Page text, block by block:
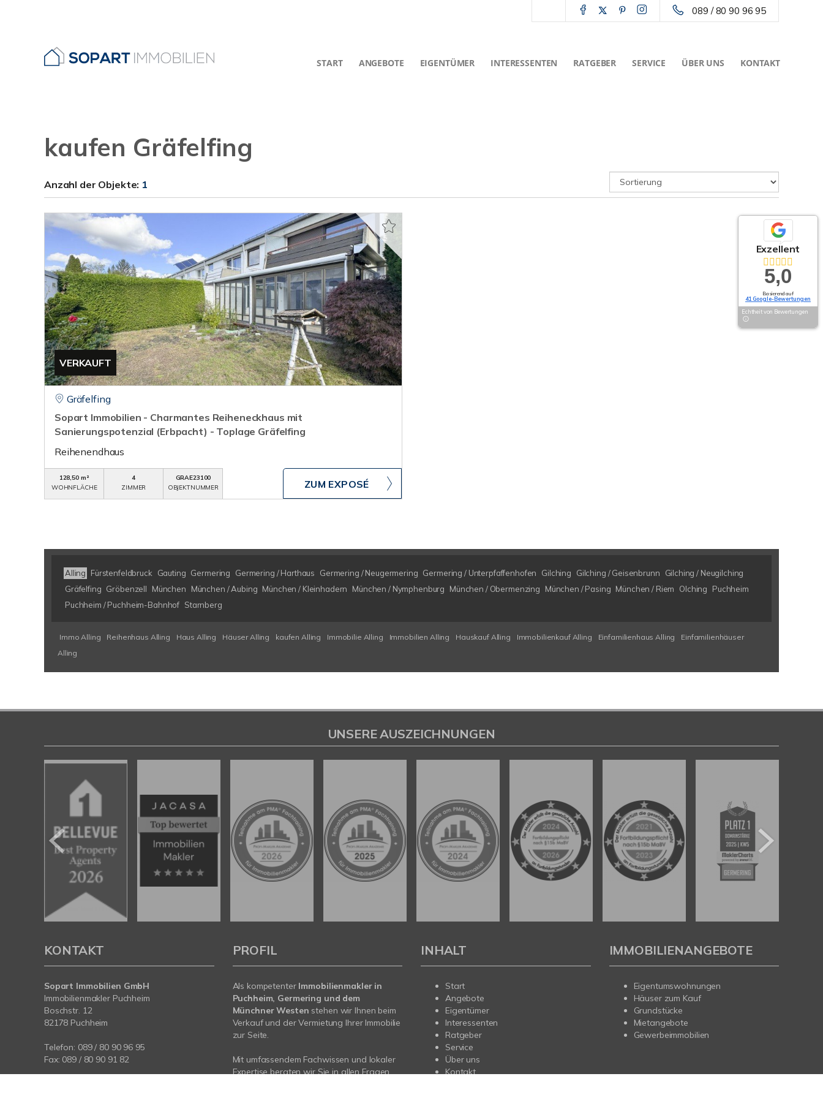
089 / 80 90 96 95
START ANGEBOTE EIGENTÜMER INTERESSENTEN RATGEBER SERVICE ÜBER UNS KONTAKT
kaufen Gräfelfing
Anzahl der Objekte: 1
VERKAUFT
Gräfelfing
Sopart Immobilien - Charmantes Reiheneckhaus mit
Sanierungspotenzial (Erbpacht) - Toplage Gräfelfing
Reihenendhaus
128,50 m²
WOHNFLÄCHE
4
ZIMMER
GRAE23100
OBJEKTNUMMER
ZUM EXPOSÉ
Alling Fürstenfeldbruck Gauting Germering Germering / Harthaus Germering / Neugermering Germering / Unterpfaffenhofen Gilching Gilching / Geisenbrunn
Gilching / Neugilching
Gräfelfing Gröbenzell München München / Aubing München / Kleinhadern München / Nymphenburg München / Obermenzing München / Pasing München / Riem Olching
Puchheim
Puchheim / Puchheim-Bahnhof Starnberg
Immo Alling Reihenhaus Alling Haus Alling Häuser Alling kaufen Alling Immobilie Alling Immobilien Alling Hauskauf Alling Immobilienkauf Alling Einfamilienhaus Alling
Einfamilienhäuser
Alling
Exzellent
5,0
Basierend auf
41 Google-Bewertungen
Echtheit von Bewertungen
UNSERE AUSZEICHNUNGEN
KONTAKT
Sopart Immobilien GmbH
Immobilienmakler Puchheim
Boschstr. 12
82178 Puchheim
Telefon: 089 / 80 90 96 95
Fax: 089 / 80 90 91 82
PROFIL
Als kompetenter Immobilienmakler in
Puchheim, Germering und dem
Münchner Westen stehen wir Ihnen beim
Verkauf und der Vermietung Ihrer Immobilie
zur Seite.
Mit umfassendem Fachwissen und lokaler
Expertise beraten wir Sie in allen Fragen
INHALT
Start
Angebote
Eigentümer
Interessenten
Ratgeber
Service
Über uns
Kontakt
IMMOBILIENANGEBOTE
Eigentumswohnungen
Häuser zum Kauf
Grundstücke
Mietangebote
Gewerbeimmobilien